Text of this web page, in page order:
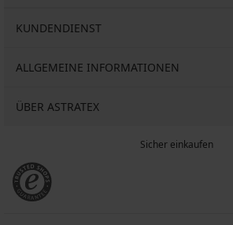
KUNDENDIENST
ALLGEMEINE INFORMATIONEN
ÜBER ASTRATEX
Sicher einkaufen